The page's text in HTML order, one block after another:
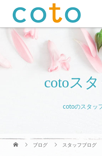
cotoス
cotoのスタッ
ブログ スタッフブログ